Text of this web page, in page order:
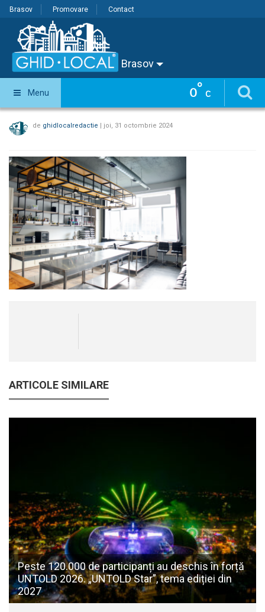
Brasov Promovare Contact
Brasov
0° C
Menu
de ghidlocalredactie | joi, 31 octombrie 2024
ARTICOLE SIMILARE
Peste 120.000 de participanți au deschis în forță
UNTOLD 2026. „UNTOLD Star”, tema ediției din
2027